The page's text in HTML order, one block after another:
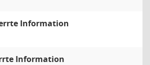
Information
Information